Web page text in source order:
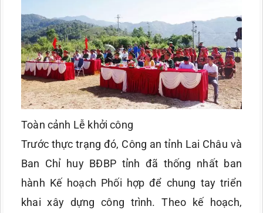
Toàn cảnh Lễ khởi công
Trước thực trạng đó, Công an tỉnh Lai Châu và
Ban Chỉ huy BĐBP tỉnh đã thống nhất ban
hành Kế hoạch Phối hợp để chung tay triển
khai xây dựng công trình. Theo kế hoạch,